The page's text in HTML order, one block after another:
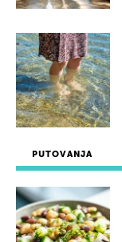
PUTOVANJA